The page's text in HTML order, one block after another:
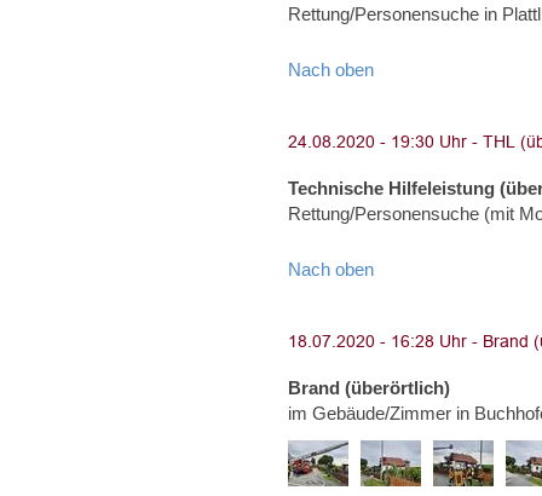
Rettung/Personensuche in
Nach oben
Technische Hilfeleistung
Rettung/Personensuche (mit
Nach oben
Brand (überörtlich)
im Gebäude/Zimmer in